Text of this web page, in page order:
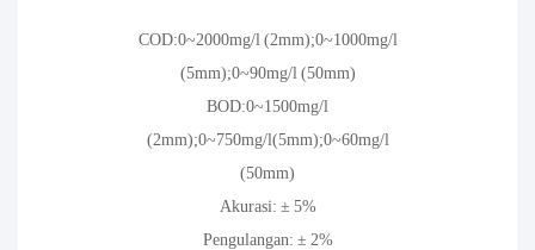
COD:0~2000mg/l (2mm);0~1000mg/l
(5mm);0~90mg/l (50mm)
BOD:0~1500mg/l
(2mm);0~750mg/l(5mm);0~60mg/l
(50mm)
Akurasi: ± 5%
Pengulangan: ± 2%